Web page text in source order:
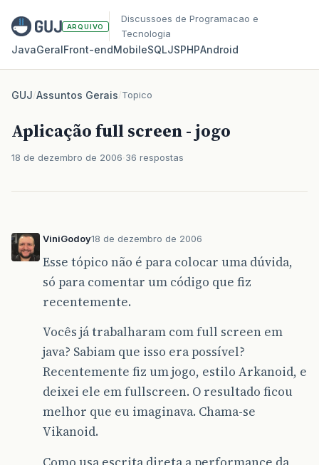
ARQUIVO
Discussoes de Programacao e
Tecnologia
JavaGeralFront‑endMobileSQLJSPHPAndroid
GUJ/Assuntos Gerais/Topico
Aplicação full screen - jogo
18 de dezembro de 2006 36 respostas
ViniGodoy18 de dezembro de 2006
Esse tópico não é para colocar uma dúvida,
só para comentar um código que fiz
recentemente.
Vocês já trabalharam com full screen em
java? Sabiam que isso era possível?
Recentemente fiz um jogo, estilo Arkanoid, e
deixei ele em fullscreen. O resultado ficou
melhor que eu imaginava. Chama-se
Vikanoid.